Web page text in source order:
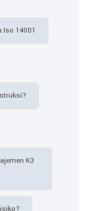
Iso 14001
K3